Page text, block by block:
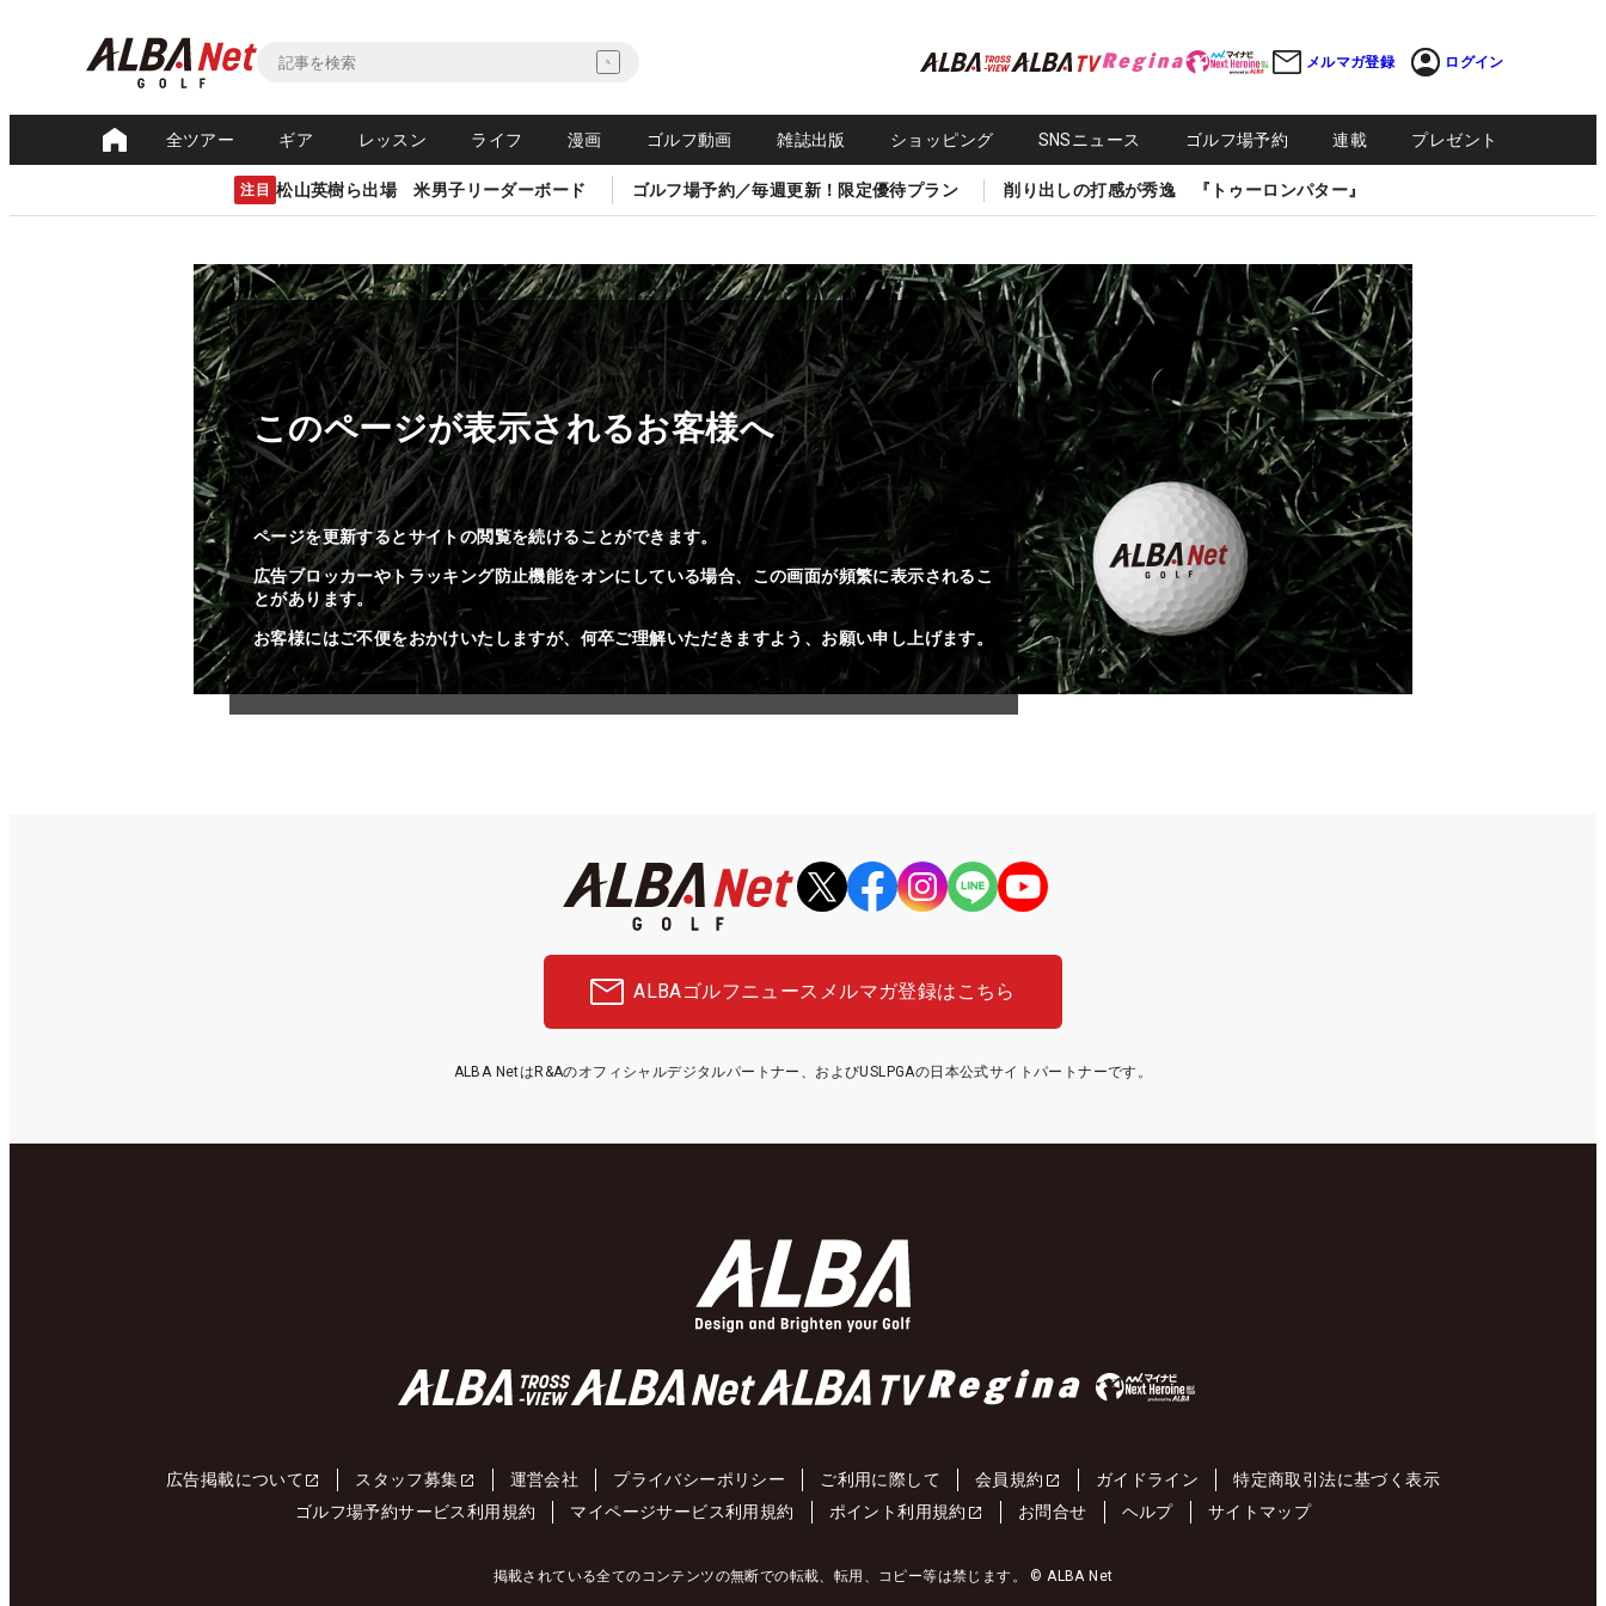
メルマガ登録 ログイン
全ツアー ギア レッスン ライフ 漫画 ゴルフ動画 雑誌出版 ショッピング SNSニュース ゴルフ場予約 連載 プレゼント
注目 松山英樹ら出場 米男子リーダーボード ゴルフ場予約／毎週更新！限定優待プラン 削り出しの打感が秀逸 『トゥーロンパター』
このページが表示されるお客様へ
ページを更新するとサイトの閲覧を続けることができます。
広告ブロッカーやトラッキング防止機能をオンにしている場合、この画面が頻繁に表示されるこ
とがあります。
お客様にはご不便をおかけいたしますが、何卒ご理解いただきますよう、お願い申し上げます。
ALBAゴルフニュース メルマガ登録はこちら
ALBA NetはR&Aのオフィシャルデジタルパートナー、およびUSLPGAの日本公式サイトパートナーです。
広告掲載について スタッフ募集 運営会社 プライバシーポリシー ご利用に際して 会員規約 ガイドライン
特定商取引法に基づく表示
ゴルフ場予約サービス利用規約
マイページサービス利用規約 ポイント利用規約 お問合せ ヘルプ サイトマップ
掲載されている全てのコンテンツの無断での転載、転用、コピー等は禁じます。 © ALBA Net